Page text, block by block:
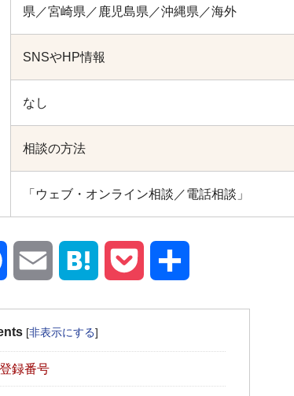
県／宮崎県／鹿児島県／沖縄県／海外
SNSやHP情報
なし
相談の方法
「ウェブ・オンライン相談／電話相談」
Facebook Email Hatena Pocket
[非表示にする]
録番号